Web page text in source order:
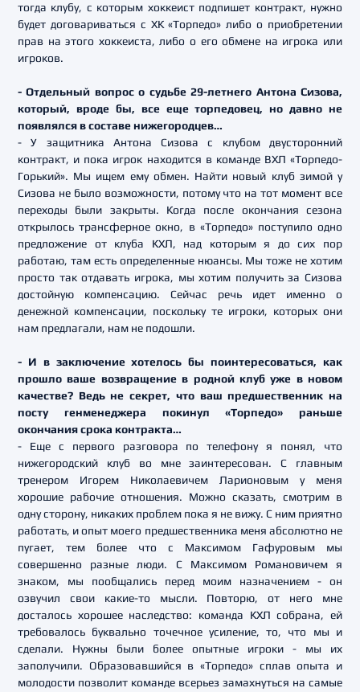
тогда клубу, с которым хоккеист подпишет контракт, нужно
будет договариваться с ХК «Торпедо» либо о приобретении
прав на этого хоккеиста, либо о его обмене на игрока или
игроков.
- Отдельный вопрос о судьбе 29-летнего Антона Сизова,
который, вроде бы, все еще торпедовец, но давно не
появлялся в составе нижегородцев…
- У защитника Антона Сизова с клубом двусторонний
контракт, и пока игрок находится в команде ВХЛ «Торпедо-
Горький». Мы ищем ему обмен. Найти новый клуб зимой у
Сизова не было возможности, потому что на тот момент все
переходы были закрыты. Когда после окончания сезона
открылось трансферное окно, в «Торпедо» поступило одно
предложение от клуба КХЛ, над которым я до сих пор
работаю, там есть определенные нюансы. Мы тоже не хотим
просто так отдавать игрока, мы хотим получить за Сизова
достойную компенсацию. Сейчас речь идет именно о
денежной компенсации, поскольку те игроки, которых они
нам предлагали, нам не подошли.
- И в заключение хотелось бы поинтересоваться, как
прошло ваше возвращение в родной клуб уже в новом
качестве? Ведь не секрет, что ваш предшественник на
посту генменеджера покинул «Торпедо» раньше
окончания срока контракта…
- Еще с первого разговора по телефону я понял, что
нижегородский клуб во мне заинтересован. С главным
тренером Игорем Николаевичем Ларионовым у меня
хорошие рабочие отношения. Можно сказать, смотрим в
одну сторону, никаких проблем пока я не вижу. С ним приятно
работать, и опыт моего предшественника меня абсолютно не
пугает, тем более что с Максимом Гафуровым мы
совершенно разные люди. С Максимом Романовичем я
знаком, мы пообщались перед моим назначением - он
озвучил свои какие-то мысли. Повторю, от него мне
досталось хорошее наследство: команда КХЛ собрана, ей
требовалось буквально точечное усиление, то, что мы и
сделали. Нужны были более опытные игроки - мы их
заполучили. Образовавшийся в «Торпедо» сплав опыта и
молодости позволит команде всерьез замахнуться на самые